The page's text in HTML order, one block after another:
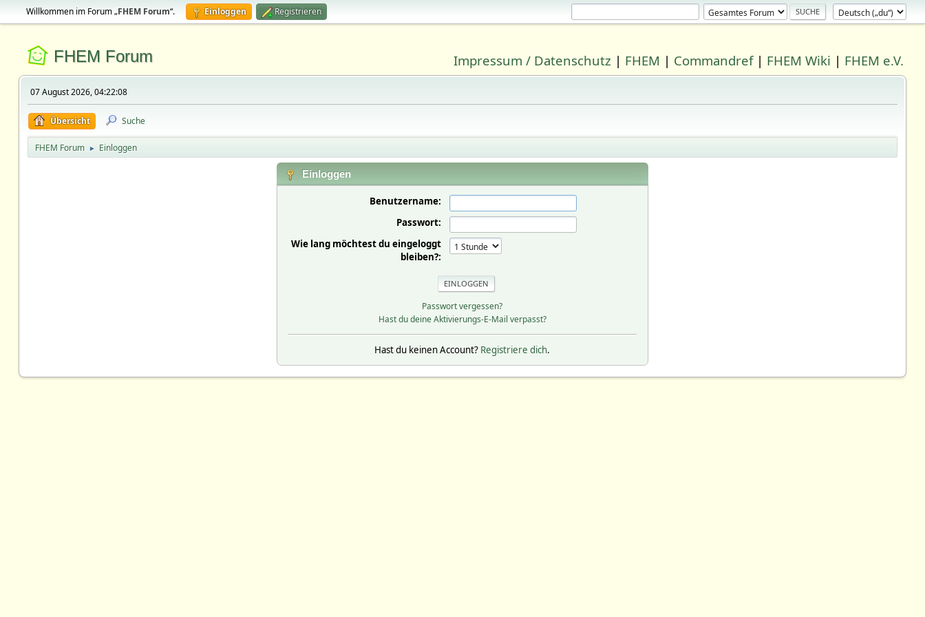
Willkommen im Forum „FHEM Forum“. Einloggen Registrieren
FHEM Forum Impressum / Datenschutz | FHEM | Commandref| FHEM Wiki | FHEM e.V.
07 August 2026, 04:22:08
Übersicht Suche
FHEM Forum ► Einloggen
Einloggen
Benutzername:
Passwort:
Wie lang möchtest du eingeloggt
bleiben?:
Passwort vergessen?
Hast du deine Aktivierungs-E-Mail verpasst?
Hast du keinen Account? Registriere dich.